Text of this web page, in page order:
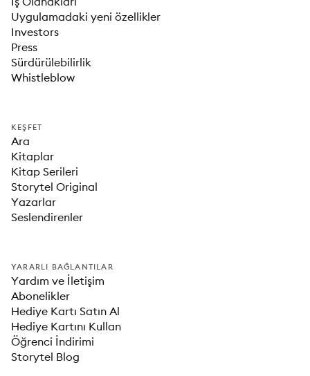
Uygulamadaki yeni özellikler
Investors
Press
Sürdürülebilirlik
Whistleblow
KEŞFET
Ara
Kitaplar
Kitap Serileri
Storytel Original
Yazarlar
Seslendirenler
YARARLI BAĞLANTILAR
Yardım ve İletişim
Abonelikler
Hediye Kartı Satın Al
Hediye Kartını Kullan
Öğrenci İndirimi
Storytel Blog